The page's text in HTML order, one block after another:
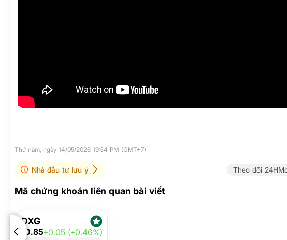
Thứ năm, ngày 14/05/2026 19:54 PM (GMT+7)
Nhà đầu tư lưu ý Theo dõi
Mã chứng khoán liên quan bài viết
DXG
10.85+0.05 (+0.46%)